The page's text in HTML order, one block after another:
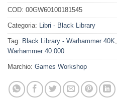
COD: 00GW60100181545
Categoria: Libri - Black Library
Tag: Black Library - Warhammer 40K,
Warhammer 40.000
Marchio: Games Workshop